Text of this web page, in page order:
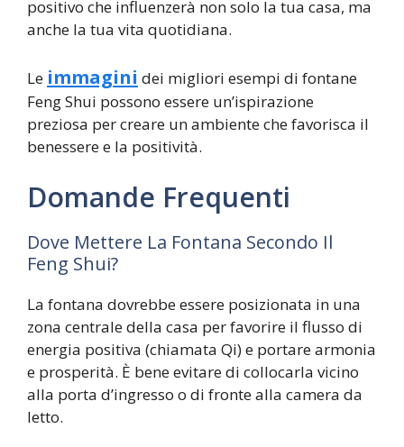
positivo che influenzerà non solo la tua casa, ma
anche la tua vita quotidiana.
Le immagini dei migliori esempi di fontane
Feng Shui possono essere un’ispirazione
preziosa per creare un ambiente che favorisca il
benessere e la positività.
Domande Frequenti
Dove Mettere La Fontana Secondo Il
Feng Shui?
La fontana dovrebbe essere posizionata in una
zona centrale della casa per favorire il flusso di
energia positiva (chiamata Qi) e portare armonia
e prosperità. È bene evitare di collocarla vicino
alla porta d’ingresso o di fronte alla camera da
letto.